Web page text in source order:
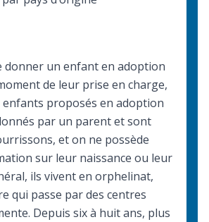
donner un enfant en adoption
de leur prise en charge,
proposés en adoption
par un parent et sont
et on ne possède
sur leur naissance ou leur
ils vivent en orphelinat,
qui passe par des centres
Depuis six à huit ans, plus